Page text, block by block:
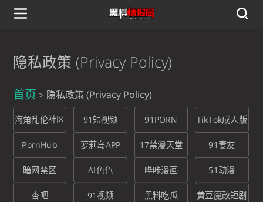
隐私政策 (Privacy Policy)
首页 隐私政策 (Privacy Policy)
海角乱伦社区 91短视频 91PORN TikTok成人版
PornHub 萝莉岛APP 17禁漫天堂 91妻友
暗网禁区 AI色色 哔咔漫画 51动漫
杏吧 91视频 黑料吃瓜 黄豆魔改短剧